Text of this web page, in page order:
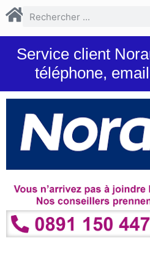
Service client
téléphone,